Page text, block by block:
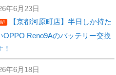
年6月23日
【京都河原町店】半日しか持た
OPPO Reno9Aのバッテリー交換
！
年6月18日